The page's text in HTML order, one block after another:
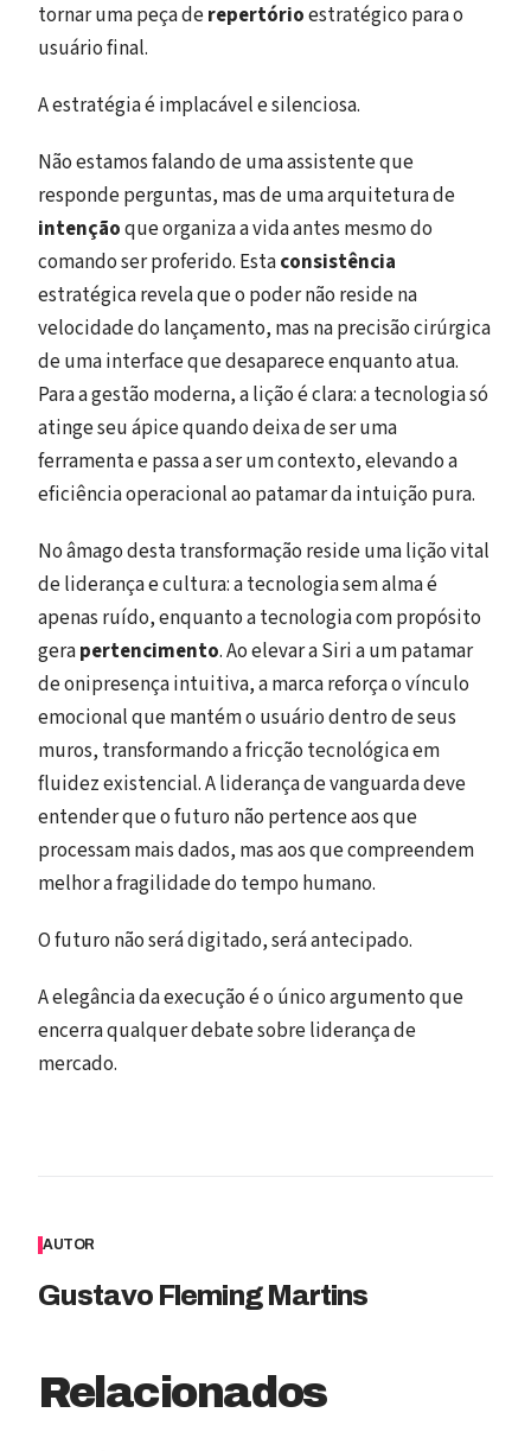
tornar uma peça derepertórioestratégico para o
usuário final.
A estratégia é implacável e silenciosa.
Não estamos falando de uma assistente que
responde perguntas, mas de uma arquitetura de
intençãoque organiza a vida antes mesmo do
comando ser proferido. Estaconsistência
estratégica revela que o poder não reside na
velocidade do lançamento, mas na precisão cirúrgica
de uma interface que desaparece enquanto atua.
Para a gestão moderna, a lição é clara: a tecnologia só
atinge seu ápice quando deixa de ser uma
ferramenta e passa a ser um contexto, elevando a
eficiência operacional ao patamar da intuição pura.
No âmago desta transformação reside uma lição vital
de liderança e cultura: a tecnologia sem alma é
apenas ruído, enquanto a tecnologia com propósito
gerapertencimento. Ao elevar a Siri a um patamar
de onipresença intuitiva, a marca reforça o vínculo
emocional que mantém o usuário dentro de seus
muros, transformando a fricção tecnológica em
fluidez existencial. A liderança de vanguarda deve
entender que o futuro não pertence aos que
processam mais dados, mas aos que compreendem
melhor a fragilidade do tempo humano.
O futuro não será digitado, será antecipado.
A elegância da execução é o único argumento que
encerra qualquer debate sobre liderança de
mercado.
AUTOR
Gustavo Fleming Martins
Relacionados